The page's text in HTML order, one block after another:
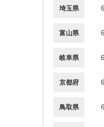
埼玉県
富山県
岐阜県
京都府
鳥取県